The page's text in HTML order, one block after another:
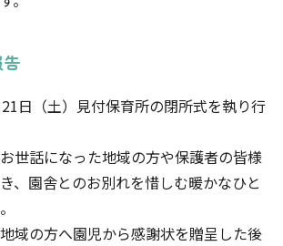
日（土）見付保育所の閉所式を執り行
世話になった地域の方や保護者の皆様
、園舎とのお別れを惜しむ暖かなひと
域の方へ園児から感謝状を贈呈した後